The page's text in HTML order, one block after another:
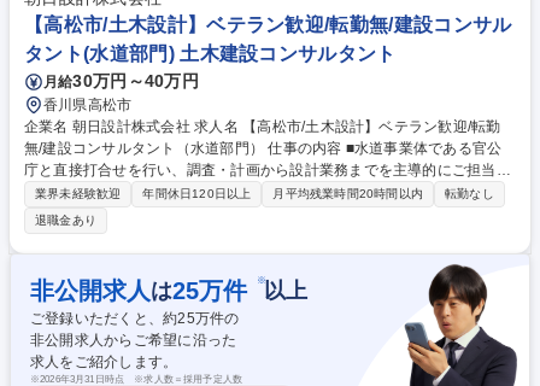
ーム【リヤンド-絆-】をPRしていただきます。 募集職種 【医療対応型ホ
ームの営業職】業界未経験歓迎/出張有/プライム上場Gr/年休123日
【高松市/土木設計】ベテラン歓迎/転勤無/建設コンサル
タント(水道部門) 土木建設コンサルタント
月給30万円～40万円
香川県高松市
企業名 朝日設計株式会社 求人名 【高松市/土木設計】ベテラン歓迎/転勤
無/建設コンサルタント（水道部門） 仕事の内容 ■水道事業体である官公
庁と直接打合せを行い、調査・計画から設計業務までを主導的にご担当い
ただきます。長年の土木設計や建設コンサルタントの実務経験が活かせる
ポジションです。 ■官公庁との技術協議や折衝を重ねながら、配管設計
（開削・推進・水管橋）や土木構造物設計の計画・設計図作成を遂行しま
す。耐震診断や各種構造計算等の土木系業務において、これまでの豊富な
実績から導き出される最適な解決策を提案していただきます。プレーヤー
として第一線でご活躍いただくことはもちろん、社内での技術共有や後進
の育成サポートも重要なミッションです。※業務変更の範囲：当社業務全
般 募集職種 【高松市/土木設計】ベテラン歓迎/転勤無/建設コンサルタント
（水道部門）
業界未経験歓迎 年間休日120日以上 月平均残業時間20時間以内
転勤なし
退職金あり
非公開求人 は25万件 ※以上
ご登録いただくと、約25万件の
非公開求人からご希望に沿った
求人をご紹介します。
※2026年3月31日時点 ※求人数＝採用予定人数